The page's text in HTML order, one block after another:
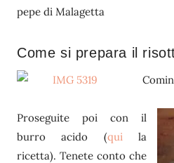
pepe di Malagetta
Come si prepara il
Proseguite poi con il
burro acido (quila
ricetta). Tenete conto che